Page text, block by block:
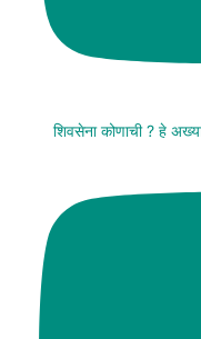
शिवसेना कोणाची ? हे